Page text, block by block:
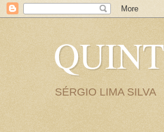
SÉRGIO LIMA SILVA